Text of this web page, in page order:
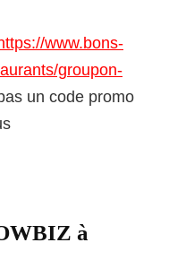
www.bons-
groupon-
un code promo
à